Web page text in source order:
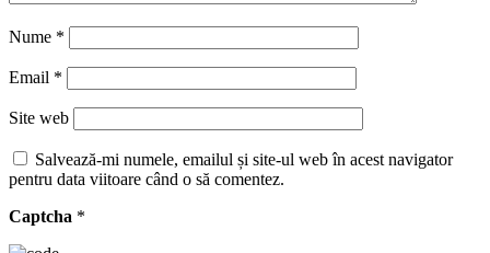
Nume *
Email *
Site web
Salvează-mi numele, emailul și site-ul web în acest navigator
pentru data viitoare când o să comentez.
Captcha *